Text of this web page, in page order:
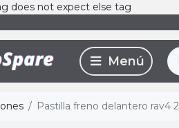
does not expect else tag
Pastilla freno delantero rav4